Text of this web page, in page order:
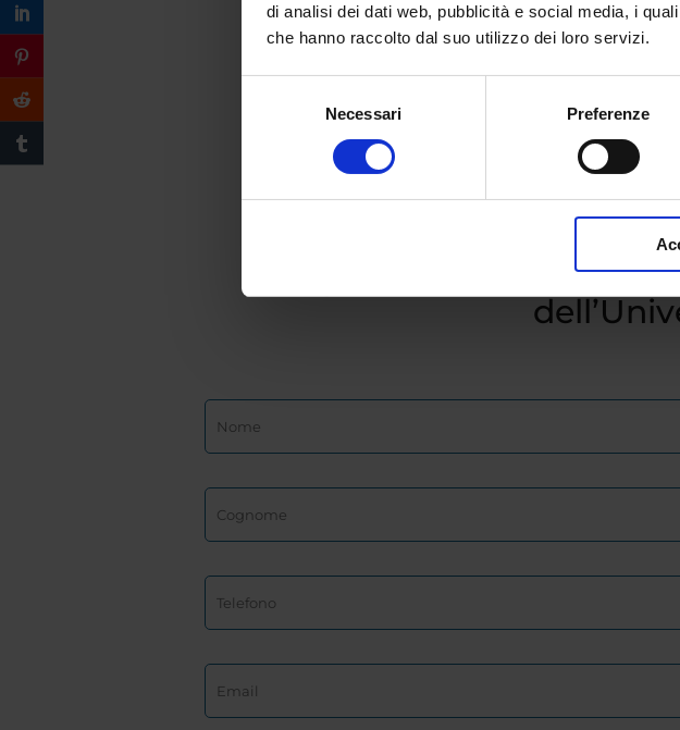
di analisi dei dati web, pubblicità e social media, i
che hanno raccolto dal suo utilizzo dei loro servizi.
Necessari Preferenze
Compila il form e